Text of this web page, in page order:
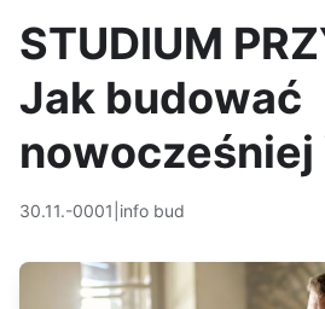
STUDIUM
Jak budować
nowocześniej
30.11.-0001 info bud